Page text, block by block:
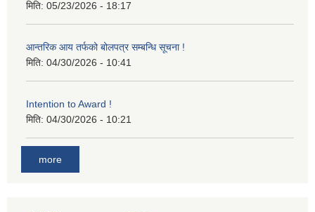
मिति: 05/23/2026 - 18:17
आन्तरिक आय तर्फको बोलपत्र सम्बन्धि सूचना !
मिति: 04/30/2026 - 10:41
Intention to Award !
मिति: 04/30/2026 - 10:21
more